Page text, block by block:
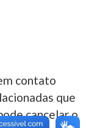
contato
que
cancelar o